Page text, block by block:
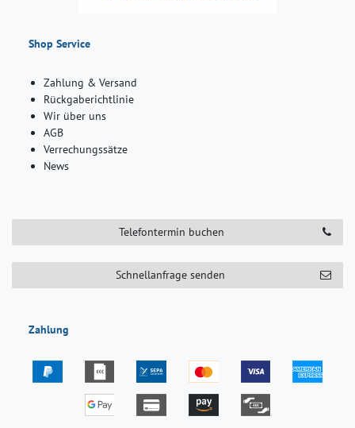
Shop Service
Zahlung & Versand
Rückgaberichtlinie
Wir über uns
AGB
Verrechungssätze
News
Telefontermin buchen
Schnellanfrage senden
Zahlung